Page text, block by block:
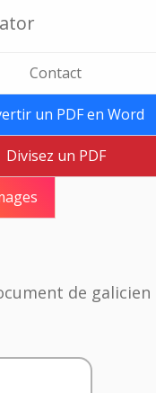
Contact
un PDF en Word
Divisez un PDF
de galicien